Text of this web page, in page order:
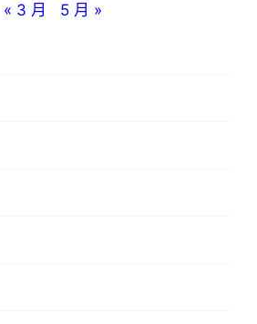
« 3 月
5 月 »